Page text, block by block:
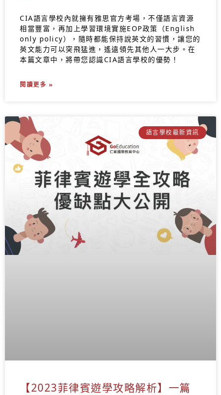
CIA語言學校內就擁有雅思官方考場，不僅語言資源
相當豐富，再加上學習環境實施EOP政策（English
only policy），隨時都能保持說英文的習慣，讓您的
英文能力可以突飛猛進，遙遠領先其他人一大步。在
本篇文章中，將帶您認識CIA語言學校的優勢！
閱讀更多 »
語言學校最新資訊
【2023菲律賓遊學攻略解析】一篇